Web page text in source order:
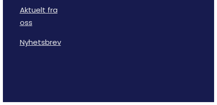
Aktuelt fra
oss
Nyhetsbrev